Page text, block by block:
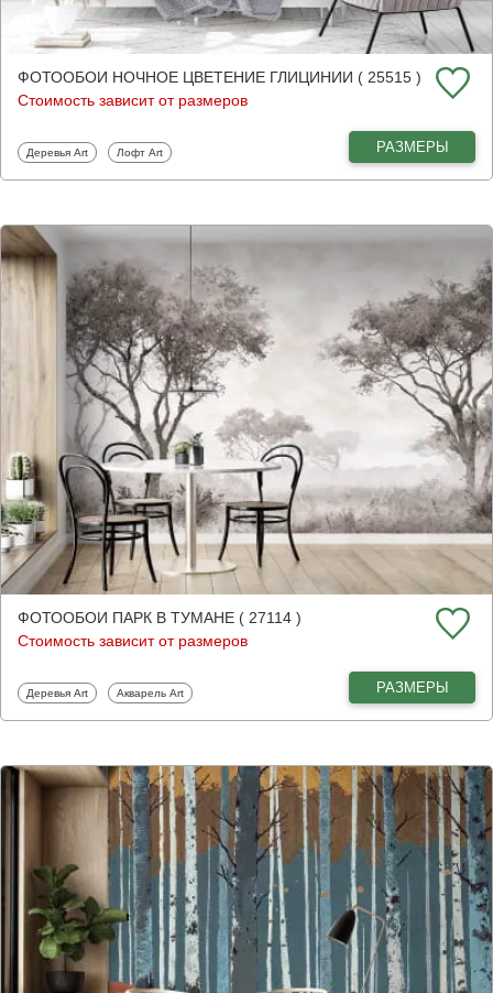
ФОТООБОИ НОЧНОЕ ЦВЕТЕНИЕ ГЛИЦИНИИ ( 25515 )
Стоимость зависит от размеров
Фотообои
Деревья Art Фотообои
Лофт Art РАЗМЕРЫ
ФОТООБОИ ПАРК В ТУМАНЕ ( 27114 )
Стоимость зависит от размеров
Фотообои
Деревья Art Фотообои
Акварель Art РАЗМЕРЫ